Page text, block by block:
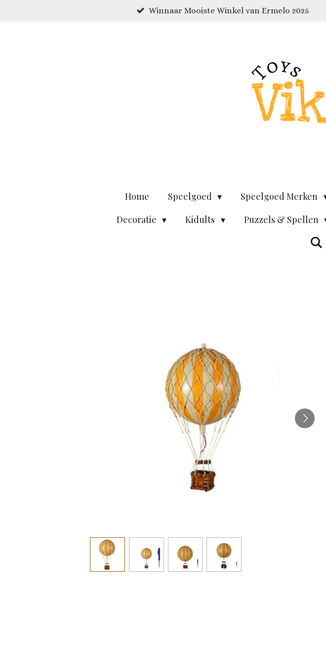
Winnaar Mooiste Winkel van Ermelo 2025
Home Speelgoed Speelgoed Merken
Decoratie
Kidults Puzzels & Spellen